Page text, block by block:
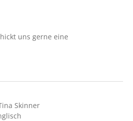
uns gerne eine
Skinner